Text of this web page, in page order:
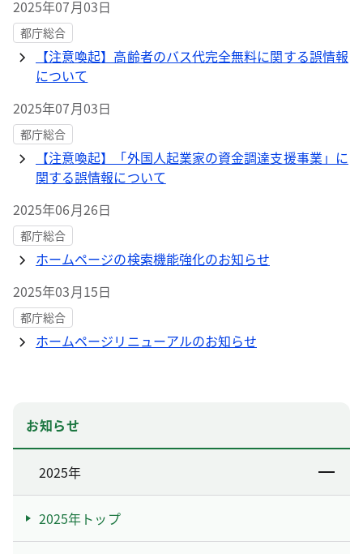
2025年07月03日
都庁総合
【注意喚起】高齢者のバス代完全無料に関する誤情報
について
2025年07月03日
都庁総合
【注意喚起】「外国人起業家の資金調達支援事業」に
関する誤情報について
2025年06月26日
都庁総合
ホームページの検索機能強化のお知らせ
2025年03月15日
都庁総合
ホームページリニューアルのお知らせ
お知らせ
2025年
2025年トップ